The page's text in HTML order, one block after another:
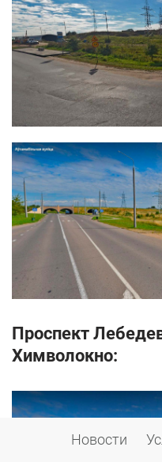
Проспект
Химволокно:
Новости